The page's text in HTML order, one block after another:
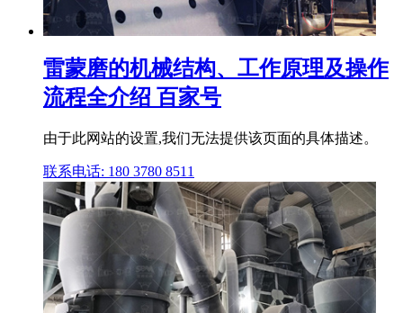
雷蒙磨的机械结构、工作原理及操作
流程全介绍 百家号
由于此网站的设置,我们无法提供该页面的具体描述。
联系电话: 180 3780 8511